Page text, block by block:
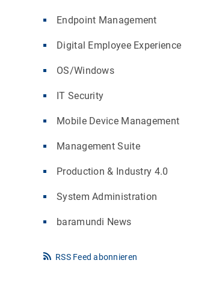
Endpoint Management
Digital Employee Experience
OS/Windows
IT Security
Mobile Device Management
Management Suite
Production & Industry 4.0
System Administration
baramundi News
RSS Feed abonnieren